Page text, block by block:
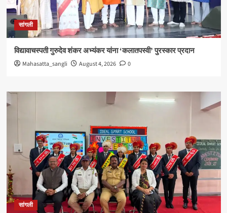
सांगली
विद्यावाचस्पती गुरुदेव शंकर अभ्यंकर यांना ‘कलातपस्वी’ पुरस्कार प्रदान
Mahasatta_sangli August 4, 2026 0
सांगली